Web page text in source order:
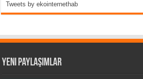
Tweets by ekointernethab
Yeni Paylaşımlar